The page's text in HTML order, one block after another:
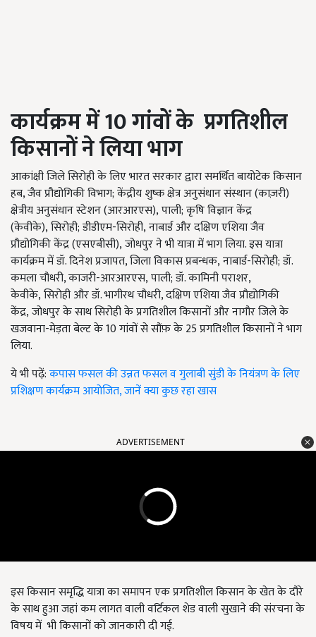
कार्यक्रम में 10 गांवों के प्रगतिशील
किसानों ने लिया भाग
आकांक्षी जिले सिरोही के लिए भारत सरकार द्वारा समर्थित बायोटेक किसान
हब, जैव प्रौद्योगिकी विभाग; केंद्रीय शुष्क क्षेत्र अनुसंधान संस्थान (काज़री)
क्षेत्रीय अनुसंधान स्टेशन (आरआरएस), पाली; कृषि विज्ञान केंद्र
(केवीके), सिरोही; डीडीएम-सिरोही, नाबार्ड और दक्षिण एशिया जैव
प्रौद्योगिकी केंद्र (एसएबीसी), जोधपुर ने भी यात्रा में भाग लिया. इस यात्रा
कार्यक्रम में डॉ. दिनेश प्रजापत, जिला विकास प्रबन्धक, नाबार्ड-सिरोही; डॉ.
कमला चौधरी, काजरी-आरआरएस, पाली; डॉ. कामिनी पराशर,
केवीके, सिरोही और डॉ. भागीरथ चौधरी, दक्षिण एशिया जैव प्रौद्योगिकी
केंद्र, जोधपुर के साथ सिरोही के प्रगतिशील किसानों और नागौर जिले के
खजवाना-मेड़ता बेल्ट के 10 गांवों से सौंफ़ के 25 प्रगतिशील किसानों ने भाग
लिया.
ये भी पढ़ें:कपास फसल की उन्नत फसल व गुलाबी सुंडी के नियंत्रण के लिए
प्रशिक्षण कार्यक्रम आयोजित, जानें क्या कुछ रहा खास
ADVERTISEMENT
इस किसान समृद्धि यात्रा का समापन एक प्रगतिशील किसान के खेत के दौरे
के साथ हुआ जहां कम लागत वाली वर्टिकल शेड वाली सुखाने की संरचना के
विषय में भी किसानों को जानकारी दी गई.